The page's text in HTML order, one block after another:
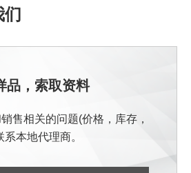
品，索取资料
售相关的问题(价格，库存，
本地代理商。